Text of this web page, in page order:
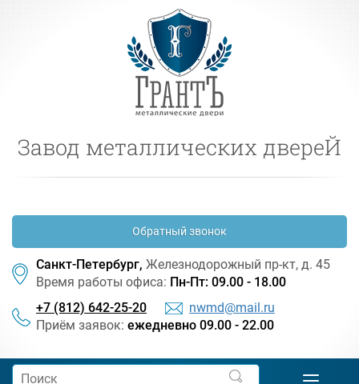
Завод металлических двереЙ
Обратный звонок
Санкт-Петербург, Железнодорожный пр-кт, д. 45
Время работы офиса: Пн-Пт: 09.00 - 18.00
+7 (812) 642-25-20
nwmd@mail.ru
Приём заявок: ежедневно 09.00 - 22.00